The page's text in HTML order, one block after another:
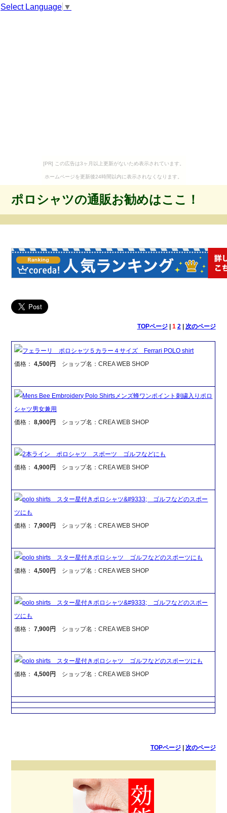
Select Language ▼
[PR] この広告は3ヶ月以上更新がないため表示されています。
ホームページを更新後24時間以内に表示されなくなります。
ポロシャツの通販お勧めはここ！
TOPページ| 1 2| 次のページ
フェラーリ ポロシャツ５カラー４サイズ Ferrari POLO shirt
価格：4,500円 ショップ名：CREA WEB SHOP
Mens Bee Embroidery Polo Shirtsメンズ蜂ワンポイント刺繍入りポロ
シャツ男女兼用
価格：8,900円 ショップ名：CREA WEB SHOP
2本ライン ポロシャツ スポーツ ゴルフなどにも
価格：4,900円 ショップ名：CREA WEB SHOP
polo shirts スター星付きポロシャツ&#9333; ゴルフなどのスポー
ツにも
価格：7,900円 ショップ名：CREA WEB SHOP
polo shirts スター星付きポロシャツ ゴルフなどのスポーツにも
価格：4,500円 ショップ名：CREA WEB SHOP
polo shirts スター星付きポロシャツ&#9333; ゴルフなどのスポー
ツにも
価格：7,900円 ショップ名：CREA WEB SHOP
polo shirts スター星付きポロシャツ ゴルフなどのスポーツにも
価格：4,500円 ショップ名：CREA WEB SHOP
TOPページ| 次のページ